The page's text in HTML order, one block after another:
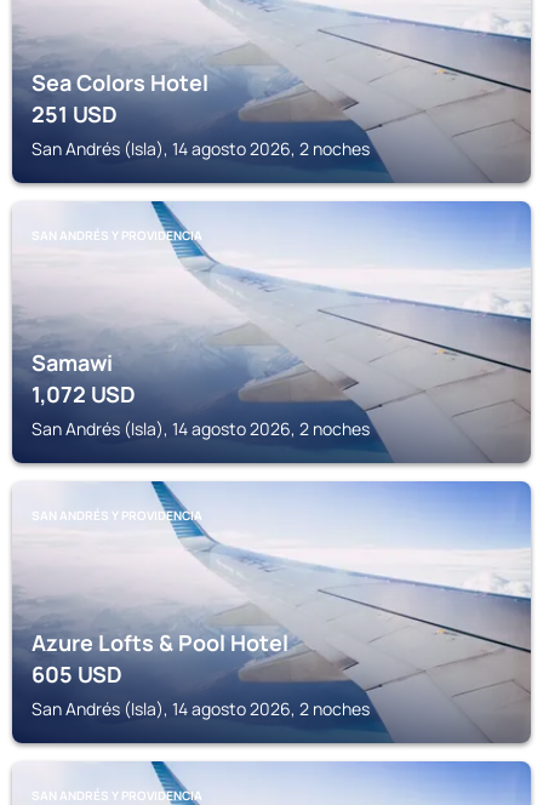
Sea Colors Hotel
251USD
San Andrés (Isla), 14 agosto 2026, 2 noches
SAN ANDRÉS Y PROVIDENCIA
Samawi
1,072USD
San Andrés (Isla), 14 agosto 2026, 2 noches
SAN ANDRÉS Y PROVIDENCIA
Azure Lofts & Pool Hotel
605USD
San Andrés (Isla), 14 agosto 2026, 2 noches
SAN ANDRÉS Y PROVIDENCIA